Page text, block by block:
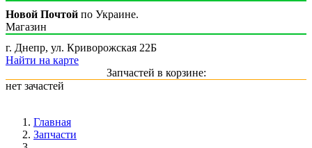
Новой Почтой по Украине.
Магазин
г. Днепр, ул. Криворожская 22Б
Найти на карте
Запчастей в корзине:
нет зачастей
Главная
Запчасти